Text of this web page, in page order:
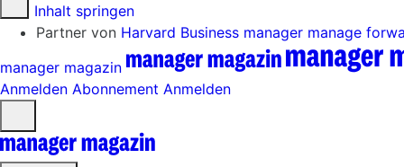
Zum Inhalt springen
Partner von Harvard Business manager manage
manager magazin
Anmelden Abonnement Anmelden
öffnen